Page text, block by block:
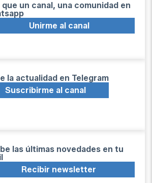
que un canal, una comunidad en
Unirme al canal
la actualidad en Telegram
Suscribirme al canal
las últimas novedades en tu
Recibir newsletter